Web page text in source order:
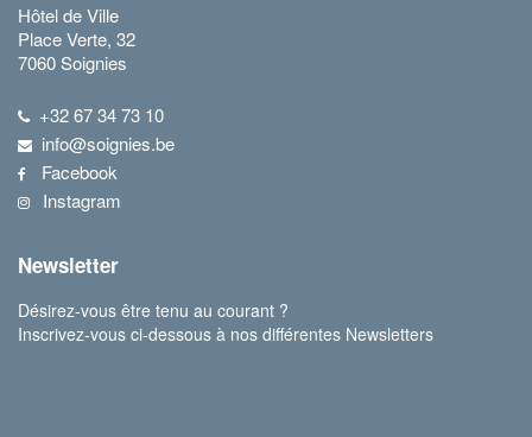
Hôtel de Ville
Place Verte, 32
7060 Soignies
+32 67 34 73 10
info@soignies.be
Facebook
Instagram
Newsletter
Désirez-vous être tenu au courant ?
Inscrivez-vous ci-dessous à nos différentes Newsletters